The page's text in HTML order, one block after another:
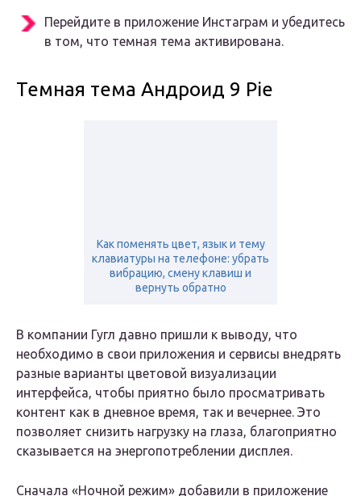
Перейдите в приложение Инстаграм и убедитесь
в том, что темная тема активирована.
Темная тема Андроид 9 Pie
Как поменять цвет, язык и тему
клавиатуры на телефоне: убрать
вибрацию, смену клавиш и
вернуть обратно
В компании Гугл давно пришли к выводу, что
необходимо в свои приложения и сервисы внедрять
разные варианты цветовой визуализации
интерфейса, чтобы приятно было просматривать
контент как в дневное время, так и вечернее. Это
позволяет снизить нагрузку на глаза, благоприятно
сказывается на энергопотреблении дисплея.
Сначала «Ночной режим» добавили в приложение